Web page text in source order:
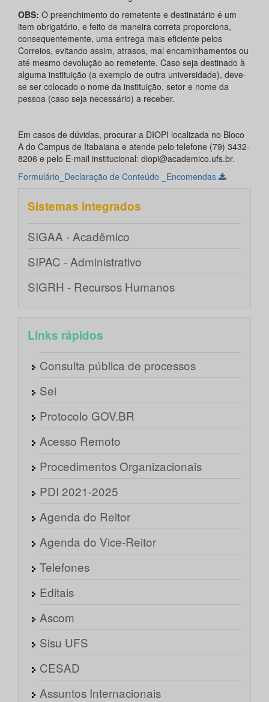
OBS: O preenchimento do remetente e destinatário é um
item obrigatório, e feito de maneira correta proporciona,
consequentemente, uma entrega mais eficiente pelos
Correios, evitando assim, atrasos, mal encaminhamentos ou
até mesmo devolução ao remetente. Caso seja destinado à
alguma instituição (a exemplo de outra universidade), deve-
se ser colocado o nome da instituição, setor e nome da
pessoa (caso seja necessário) a receber.
Em casos de dúvidas, procurar a DIOPI localizada no Bloco
A do Campus de Itabaiana e atende pelo telefone (79) 3432-
8206 e pelo E-mail institucional: diopi@academico.ufs.br.
Formulário_Declaração de Conteúdo _Encomendas
Sistemas integrados
SIGAA - Acadêmico
SIPAC - Administrativo
SIGRH - Recursos Humanos
Links rápidos
Consulta pública de processos
Sei
Protocolo GOV.BR
Acesso Remoto
Procedimentos Organizacionais
PDI 2021-2025
Agenda do Reitor
Agenda do Vice-Reitor
Telefones
Editais
Ascom
Sisu UFS
CESAD
Assuntos Internacionais